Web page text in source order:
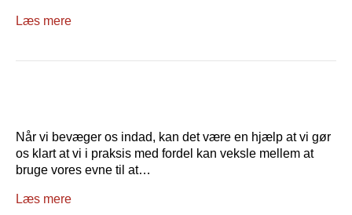
Læs mere
Når vi bevæger os indad, kan det være en hjælp at vi gør
os klart at vi i praksis med fordel kan veksle mellem at
bruge vores evne til at…
Læs mere